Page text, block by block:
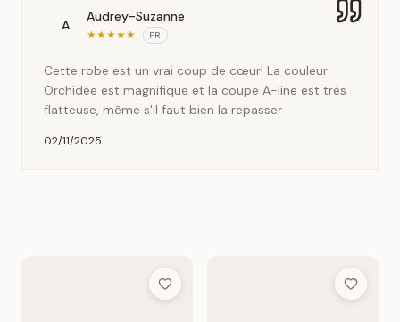
A
Audrey-Suzanne
★★★★★ FR
Cette robe est un vrai coup de cœur! La couleur
Orchidée est magnifique et la coupe A-line est très
flatteuse, même s'il faut bien la repasser
02/11/2025
Add to Wish List Add to